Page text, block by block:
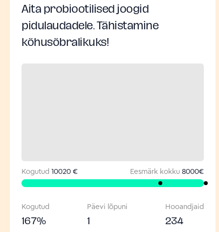
Aita probiootilised joogid
pidulaudadele. Tähistamine
kõhusõbralikuks!
Kogutud 10020 € Eesmärk kokku 8000€
Kogutud
167%
Päevi lõpuni
1
Hooandjaid
234